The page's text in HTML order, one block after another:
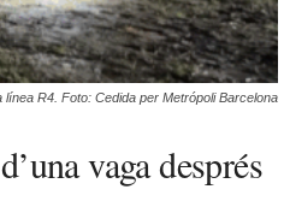
línea R4. Foto: Cedida per Metrópoli Barcelona
vaga després